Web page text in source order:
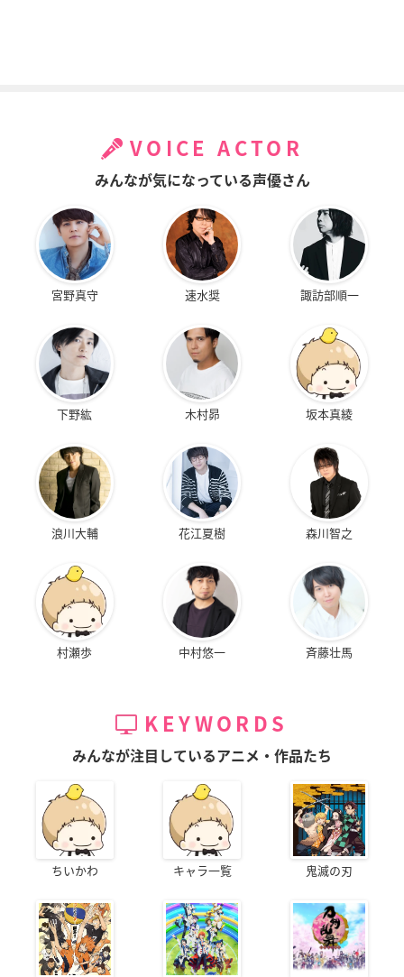
VOICE ACTOR
みんなが気になっている声優さん
宮野真守 速水奨 諏訪部順一
下野紘 木村昴 坂本真綾
浪川大輔 花江夏樹 森川智之
村瀬歩 中村悠一 斉藤壮馬
KEYWORDS
みんなが注目しているアニメ・作品たち
ちいかわ キャラ一覧 鬼滅の刃